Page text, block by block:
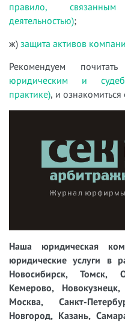
правило,
деятельностью);
ж) защита активов
Рекомендуем
юридическим и
практике), и
Наша юридическая
юридические услуги в
Новосибирск, Томск,
Кемерово,
Москва, Санкт-
Новгород, Казань,